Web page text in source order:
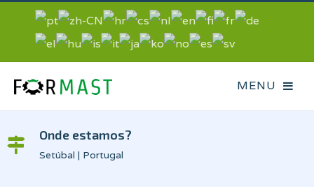
Onde estamos?
Setúbal | Portugal